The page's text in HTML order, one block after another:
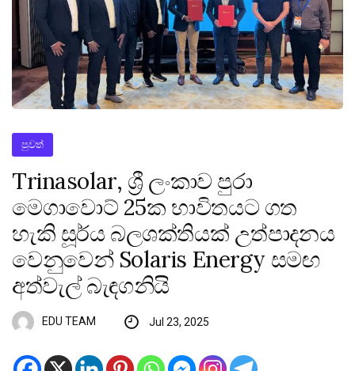
පුවත්
Trinasolar, ශ්‍රී ලංකාව පුරා
මෙගාවොට් 25ක භාවිතයට ගත
හැකි සූර්ය බලශක්තියක් උත්පාදනය
වෙනුවෙන් Solaris Energy සමඟ
අත්වැල් බැඳගනියි
EDU TEAM Jul 23, 2025